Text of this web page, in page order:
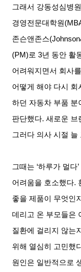
그래서 강동성심병
경영전문대학원
존슨앤존스
(PM)로 3년 동안 활
어려워지면서 회사
어떻게 해야 다시
하던 자동차 부품 분
판단했다.새로운 브
그러다 의사 시절
그때는 ‘하루가 멀다’
어려움을 호소했다.
좋을 제품이 무엇인
데리고 온 부모들은
질환에 걸리지 않는
위해 열심히 고민했
원인은 일반적으로